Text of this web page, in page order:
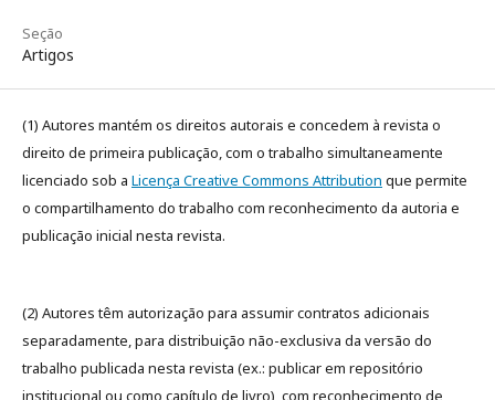
Seção
Artigos
(1) Autores mantém os direitos autorais e concedem à revista o
direito de primeira publicação, com o trabalho simultaneamente
licenciado sob a Licença Creative Commons Attribution que permite
o compartilhamento do trabalho com reconhecimento da autoria e
publicação inicial nesta revista.
(2) Autores têm autorização para assumir contratos adicionais
separadamente, para distribuição não-exclusiva da versão do
trabalho publicada nesta revista (ex.: publicar em repositório
institucional ou como capítulo de livro), com reconhecimento de